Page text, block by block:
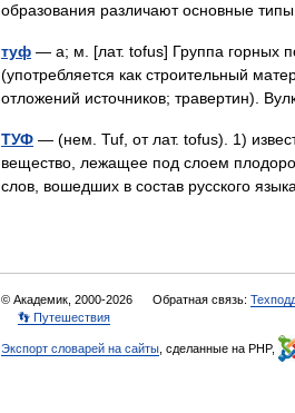
образования различают основные
туф — а; м. [лат. tofus] Группа горных
(употребляется как строительный
отложений источников; травертин).
ТУФ — (нем. Tuf, от лат. tofus). 1)
вещество, лежащее под слоем
слов, вошедших в состав русского
© Академик, 2000-2026 Обратная связь:
👣 Путешествия
Экспорт словарей на сайты , сделанные на PHP,